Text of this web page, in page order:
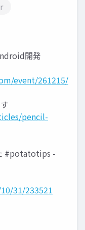
開発
event/261215/
pencil-
#potatotips -
31/233521